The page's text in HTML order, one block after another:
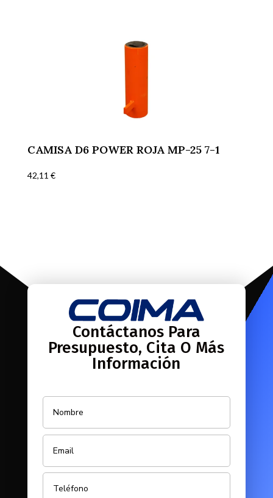
CAMISA D6 POWER ROJA MP-25 7-1
42,11 €
Contáctanos Para
Presupuesto, Cita O Más
Información